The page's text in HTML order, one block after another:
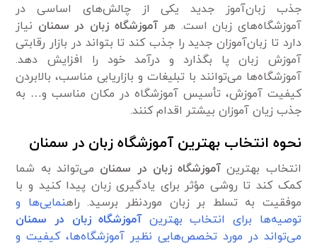
جذب زبان‌آموز جدید یکی از چالش‌های اساسی در
آموزشگاه‌های زبان است. هرآموزشگاه زبان در سمنان نیاز
دارد تا زبان‌آموزان جدید را جذب کند تا بتواند در بازار رقابتی
آموزش زبان پا بگذارد و درآمد خود را افزایش دهد.
آموزشگاه‌ها می‌توانند با تبلیغات و بازاریابی مناسب، بالابردن
کیفیت آموزش، تأسیس آموزشگاه در مکان مناسب و… به
جذب زیان آموزان بیشتر اقدام کنند.
نحوه انتخاب بهترین آموزشگاه زبان در سمنان
انتخاب بهترینآموزشگاه زبان در سمنان می‌تواند به شما
کمک کند تا روشی مؤثر برای یادگیری زبان پیدا کنید و با
موفقیت به تسلط بر زبان موردنظر برسید. راهنمایی‌ها و
توصیه‌ها برای انتخاب بهترین آموزشگاه زبان در سمنان
می‌تواند در مورد تخصص‌هایی نظیر آموزشگاه‌ها، کیفیت و